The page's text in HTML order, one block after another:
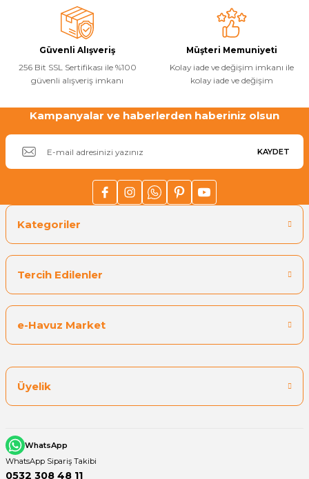
Güvenli Alışveriş
256 Bit SSL Sertifikası ile %100
güvenli alışveriş imkanı
Müşteri Memuniyeti
Kolay iade ve değişim imkanı ile
kolay iade ve değişim
Kampanyalar ve haberlerden haberiniz olsun
KAYDET
Kategoriler
Tercih Edilenler
e-Havuz Market
Üyelik
WhatsApp
WhatsApp Sipariş Takibi
0532 308 48 11